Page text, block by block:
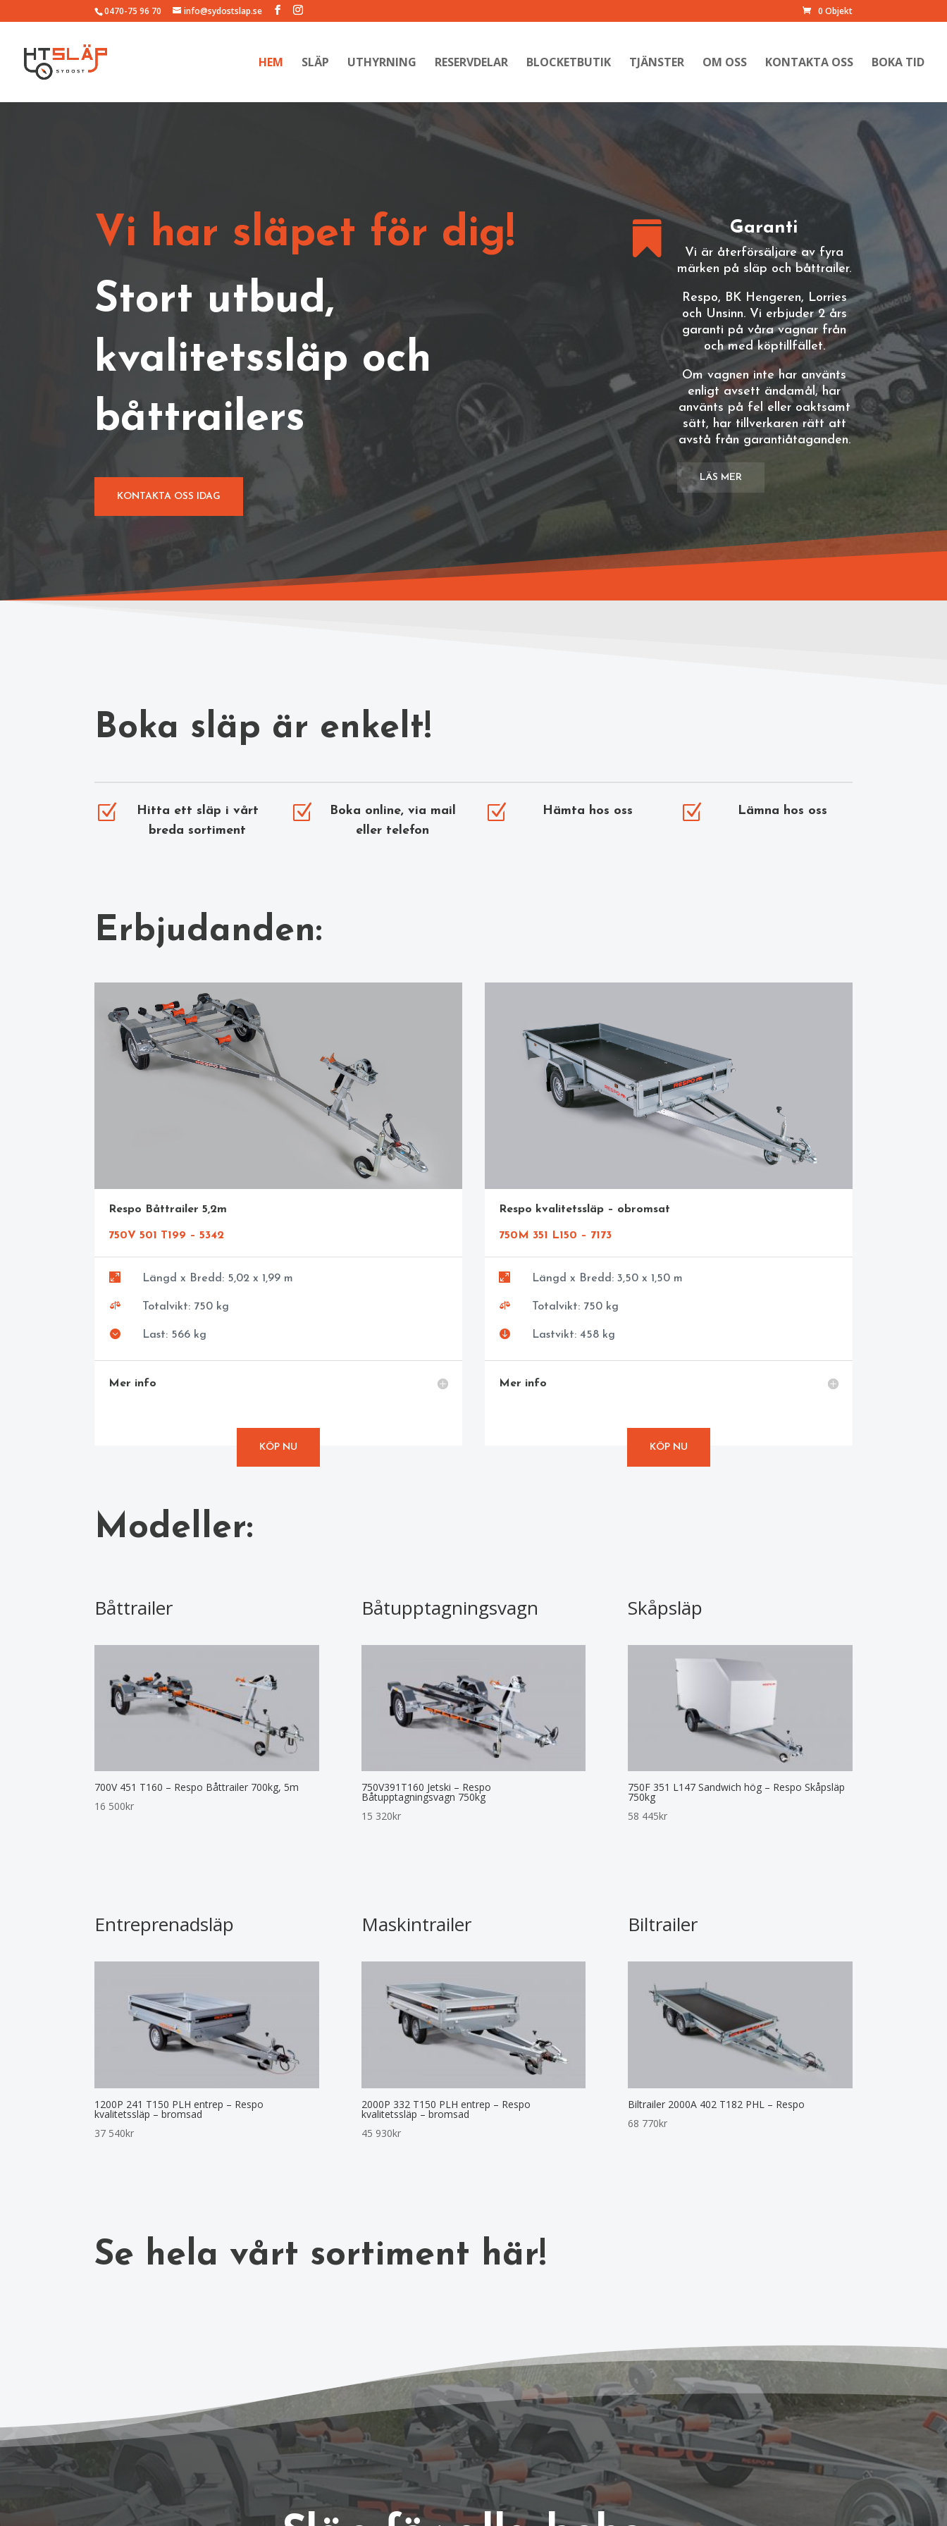
0470-75 96 70 info@sydostslap.se 0 Objekt
HEM SLÄP UTHYRNING RESERVDELAR BLOCKETBUTIK TJÄNSTER OM OSS KONTAKTA OSS BOKA TID
Vi har släpet för dig!
Stort utbud,
kvalitetssläp och
båttrailers
KONTAKTA OSS IDAG
 Garanti
Vi är återförsäljare av fyra
märken på släp och båttrailer.
Respo, BK Hengeren, Lorries
och Unsinn. Vi erbjuder2 års
garanti på våra vagnar från
och med köptillfället.
Om vagnen inte har använts
enligt avsett ändamål, har
använts på fel eller oaktsamt
sätt, har tillverkaren rätt att
avstå från garantiåtaganden.
LÄS MER
Boka släp är enkelt!
Z
Hitta ett släp i vårt
breda sortiment
Z
Boka online, via mail
eller telefon
Z Hämta hos oss Z Lämna hos oss
Erbjudanden:
Respo Båttrailer 5,2m
750V 501 T199 – 5342
 Längd x Bredd: 5,02 x 1,99 m
 Totalvikt: 750 kg
 Last: 566 kg
Mer info
KÖP NU
Respo kvalitetssläp – obromsat
750M 351 L150 – 7173
 Längd x Bredd: 3,50 x 1,50 m
 Totalvikt: 750 kg
 Lastvikt: 458 kg
Mer info
KÖP NU
Modeller:
Båttrailer
700V 451 T160 – Respo Båttrailer 700kg, 5m
16 500kr
Båtupptagningsvagn
750V391T160 Jetski – Respo
Båtupptagningsvagn 750kg
15 320kr
Skåpsläp
750F 351 L147 Sandwich hög – Respo Skåpsläp
750kg
58 445kr
Entreprenadsläp
1200P 241 T150 PLH entrep – Respo
kvalitetssläp – bromsad
37 540kr
Maskintrailer
2000P 332 T150 PLH entrep – Respo
kvalitetssläp – bromsad
45 930kr
Biltrailer
Biltrailer 2000A 402 T182 PHL – Respo
68 770kr
Se hela vårt sortiment här!